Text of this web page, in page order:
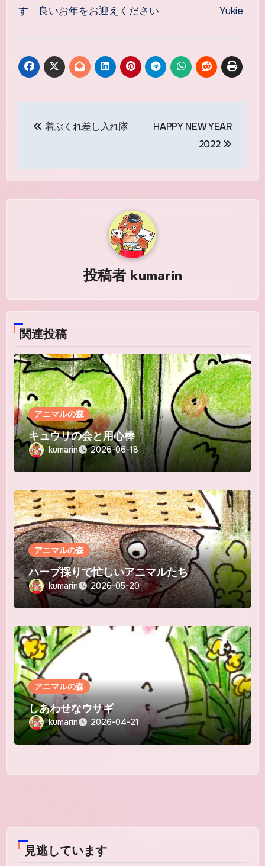
す 良いお年をお迎えください Yukie
稿
ビ
ン
着ぶくれ差し入れ隊
HAPPY NEW YEAR
2022
投稿者 kumarin
関連投稿
アニマルの森
キュウリの会と用心棒
kumarin 2026-06-18
アニマルの森
ハーブ採りで忙しいアニマルたち
kumarin 2026-05-20
アニマルの森
しあわせなウサギ
kumarin 2026-04-21
見逃しています